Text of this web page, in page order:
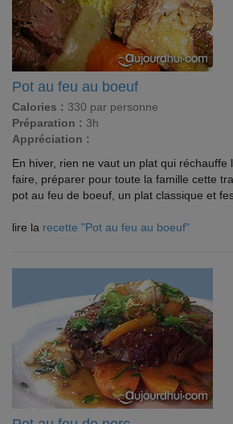
Pot au feu au boeuf
Calories : 330 par personne
Préparation : 3h
Appréciation :
En hiver, rien ne vaut un plat qui réchauffe
faire, préparer pour toute la famille cette
pot au feu de boeuf, un plat classique et
lire la recette "Pot au feu au boeuf"